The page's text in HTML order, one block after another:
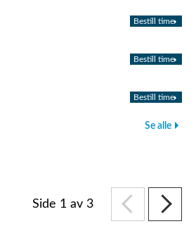
Bestill time
Bestill time
Bestill time
Se alle
Side 1 av 3